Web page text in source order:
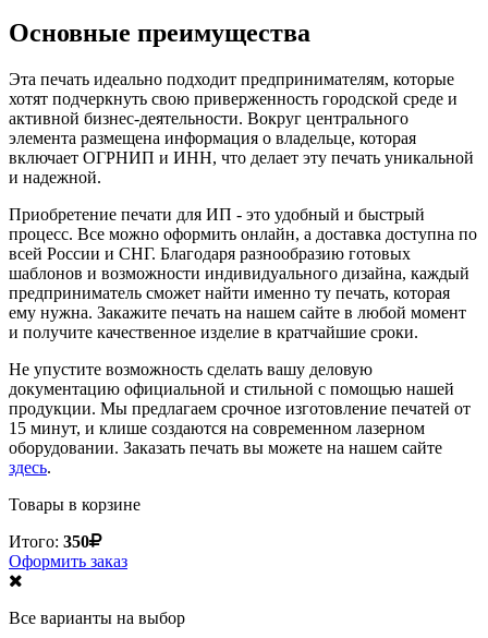
Основные преимущества
Эта печать идеально подходит предпринимателям, которые
хотят подчеркнуть свою приверженность городской среде и
активной бизнес-деятельности. Вокруг центрального
элемента размещена информация о владельце, которая
включает ОГРНИП и ИНН, что делает эту печать уникальной
и надежной.
Приобретение печати для ИП - это удобный и быстрый
процесс. Все можно оформить онлайн, а доставка доступна по
всей России и СНГ. Благодаря разнообразию готовых
шаблонов и возможности индивидуального дизайна, каждый
предприниматель сможет найти именно ту печать, которая
ему нужна. Закажите печать на нашем сайте в любой момент
и получите качественное изделие в кратчайшие сроки.
Не упустите возможность сделать вашу деловую
документацию официальной и стильной с помощью нашей
продукции. Мы предлагаем срочное изготовление печатей от
15 минут, и клише создаются на современном лазерном
оборудовании. Заказать печать вы можете на нашем сайте
здесь.
Товары в корзине
Итого: 350
Оформить заказ
Все варианты на выбор